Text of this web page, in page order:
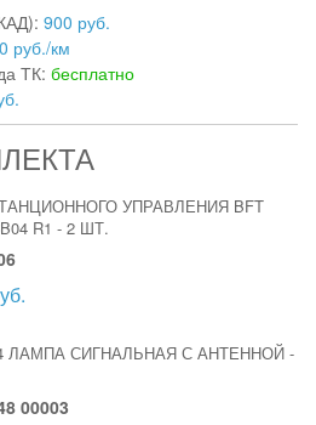
900 руб.
руб./км
ТК: бесплатно
УПРАВЛЕНИЯ BFT
R1 - 2 ШТ.
ЛАМПА СИГНАЛЬНАЯ С АНТЕННОЙ -
00003